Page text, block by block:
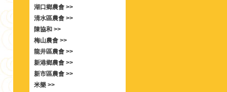
湖口鄉農會 >>
清水區農會 >>
陳協和 >>
梅山農會 >>
龍井區農會 >>
新港鄉農會 >>
新市區農會 >>
米樂 >>